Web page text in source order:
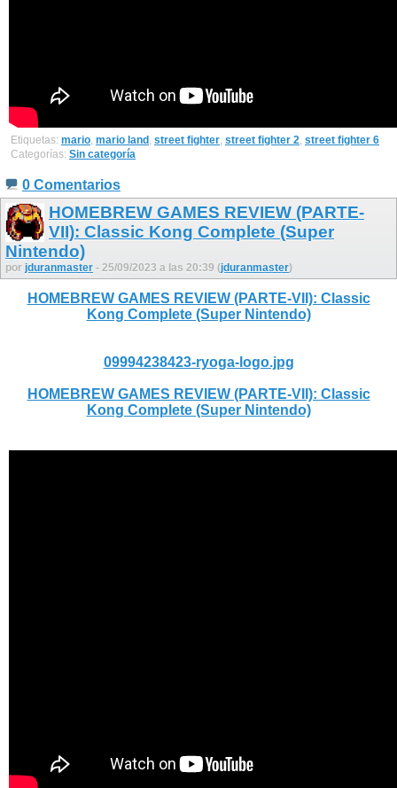
Etiquetas: mario, mario land, street fighter, street fighter 2, street fighter 6
Categorías: Sin categoría
0 Comentarios
HOMEBREW GAMES REVIEW (PARTE-
VII): Classic Kong Complete (Super
Nintendo)
por jduranmaster - 25/09/2023 a las 20:39 (jduranmaster)
HOMEBREW GAMES REVIEW (PARTE-VII): Classic
Kong Complete (Super Nintendo)
09994238423-ryoga-logo.jpg
HOMEBREW GAMES REVIEW (PARTE-VII): Classic
Kong Complete (Super Nintendo)